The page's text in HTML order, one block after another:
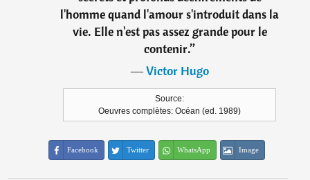
l'homme quand l'amour s'introduit dans la
vie. Elle n'est pas assez grande pour le
contenir.”
―Victor Hugo
Source:
Oeuvres complètes: Océan (ed. 1989)
Facebook Twitter WhatsApp Image